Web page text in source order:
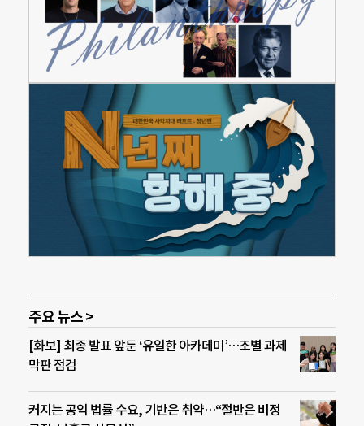
주요 뉴스 >
[화보] 최종 발표 앞둔 ‘유일한 아카데미’…조별 과제
막판 점검
커지는 공익 법률 수요, 기반은 취약…“절반은 비정